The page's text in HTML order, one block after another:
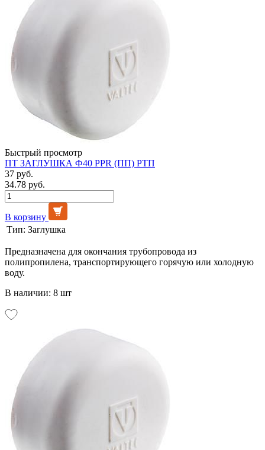
Быстрый просмотр
ПТ ЗАГЛУШКА Ф40 PPR (ПП) РТП
37 руб.
34.78 руб.
В корзину
Тип: Заглушка
Предназначена для окончания трубопровода из
полипропилена, транспортирующего горячую или холодную
воду.
В наличии: 8 шт